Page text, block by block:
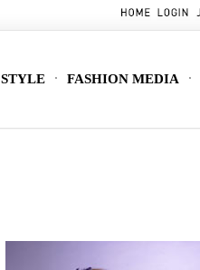
STYLE FASHION MEDIA